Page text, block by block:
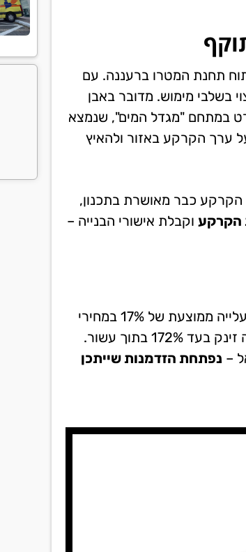
תוכנית תתל 101ג – התוכנית לפיתוח תחנת המטרו ברעננה. עם
בשלבי מימוש. מדובר באבן
במתחם "מגדל המים", שנמצא
ערך הקרקע באזור ולהאיץ
הקרקע כבר מאושרת בתכנון,
הקרקע וקבלת אישורי הבנייה –
השוואה לאזורים אחרים בארץ מבהירה את הפוטנציאל: בתל אביב נרשמה עלייה ממוצעת של 17% במחירי
הדירות ליד תחנות הקו האדום. בירושלים, ערך הנכסים סמוך לרכבת הקלה זינק בעד 172% בתוך עשור.
– נפתחת הזדמנות שייתכן